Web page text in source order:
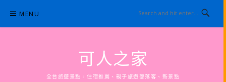
content
MENU
可人之家
全台旅遊景點，住宿推薦、親子旅遊部落客、新景點